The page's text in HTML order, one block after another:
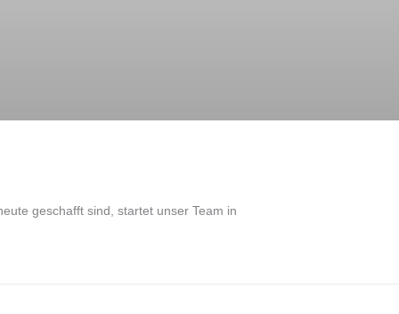
geschafft sind, startet unser Team in